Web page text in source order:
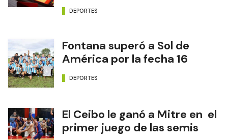
DEPORTES
Fontana superó a Sol de
América por la fecha 16
DEPORTES
El Ceibo le ganó a Mitre en el
primer juego de las semis